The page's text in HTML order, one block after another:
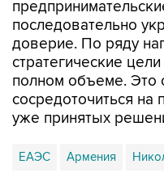
последовательно
доверие. По ряду
стратегические
полном объеме. Это
сосредоточиться на
уже принятых
ЕАЭС Армения